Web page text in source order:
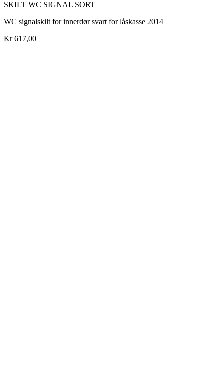
SKILT WC SIGNAL SORT
WC signalskilt for innerdør svart for låskasse 2014
Kr 617,00